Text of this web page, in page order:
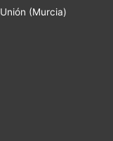
(Murcia)